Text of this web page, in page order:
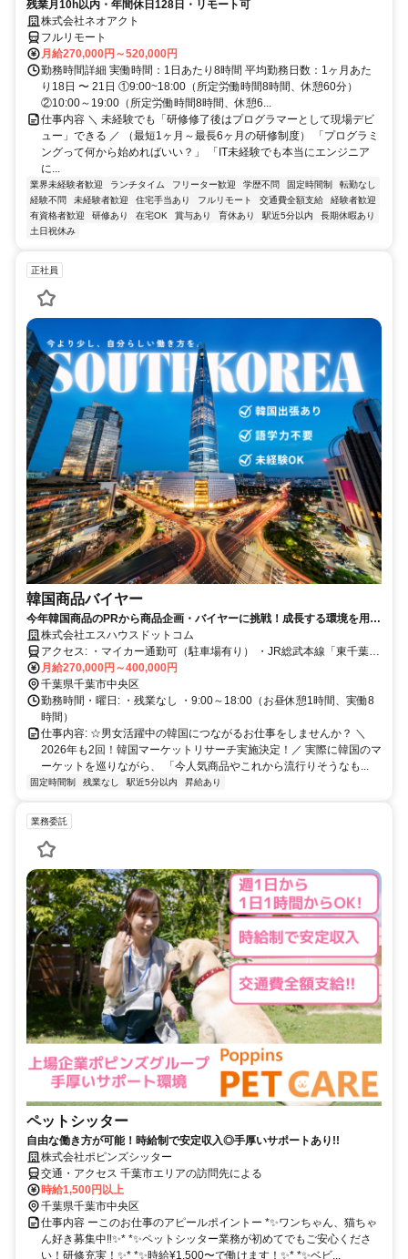
残業月10h以内・年間休日128日・リモート可
株式会社ネオアクト
フルリモート
月給270,000円～520,000円
勤務時間詳細 実働時間：1日あたり8時間 平均勤務日数：1ヶ月あた
り18日 〜 21日 ①9:00~18:00（所定労働時間8時間、休憩60分）
②10:00～19:00（所定労働時間8時間、休憩6...
仕事内容 ＼ 未経験でも「研修修了後はプログラマーとして現場デビ
ュー」できる ／ （最短1ヶ月～最長6ヶ月の研修制度） 「プログラミ
ングって何から始めればいい？」 「IT未経験でも本当にエンジニア
に...
業界未経験者歓迎 ランチタイム フリーター歓迎 学歴不問 固定時間制
転勤なし
経験不問
未経験者歓迎 住宅手当あり フルリモート 交通費全額支給
経験者歓迎
有資格者歓迎
研修あり 在宅OK 賞与あり 育休あり 駅近5分以内
長期休暇あり
土日祝休み
正社員
韓国商品バイヤー
今年韓国商品のPRから商品企画・バイヤーに挑戦！成長する環境を用意
します！未経験歓迎◎社宅あり◎年間休日120日以上◎
株式会社エスハウスドットコム
アクセス: ・マイカー通勤可（駐車場有り） ・JR総武本線「東千葉
駅」から徒歩1分 ・JR線「千葉駅」から徒歩10分
月給270,000円～400,000円
千葉県千葉市中央区
勤務時間・曜日: ・残業なし ・9:00～18:00（お昼休憩1時間、実働8
時間）
仕事内容: ☆男女活躍中の韓国につながるお仕事をしませんか？ ＼
2026年も2回！韓国マーケットリサーチ実施決定！／ 実際に韓国のマ
ーケットを巡りながら、 「今人気商品やこれから流行りそうなも...
固定時間制 残業なし 駅近5分以内 昇給あり
業務委託
ペットシッター
自由な働き方が可能！時給制で安定収入◎手厚いサポートあり!!
株式会社ポピンズシッター
交通・アクセス 千葉市エリアの訪問先による
時給1,500円以上
千葉県千葉市中央区
仕事内容 ーこのお仕事のアピールポイントー *✨ワンちゃん、猫ちゃ
ん好き募集中‼✨* *✨ペットシッター業務が初めてでもご安心くださ
い！研修充実！✨* *✨時給¥1,500〜で働けます！✨* *✨ベビ...